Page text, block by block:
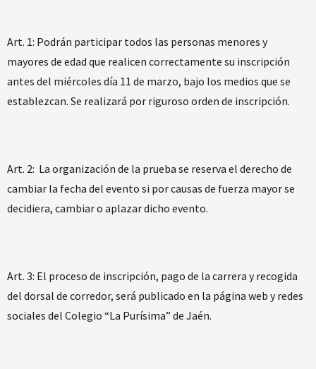
Art. 1: Podrán participar todos las personas menores y
mayores de edad que realicen correctamente su inscripción
antes del miércoles día 11 de marzo, bajo los medios que se
establezcan. Se realizará por riguroso orden de inscripción.
Art. 2: La organización de la prueba se reserva el derecho de
cambiar la fecha del evento si por causas de fuerza mayor se
decidiera, cambiar o aplazar dicho evento.
Art. 3: El proceso de inscripción, pago de la carrera y recogida
del dorsal de corredor, será publicado en la página web y redes
sociales del Colegio “La Purísima” de Jaén.